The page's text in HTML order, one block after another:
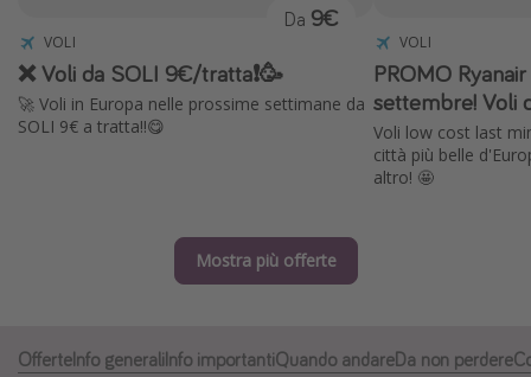
Baleari
Egitto
Tunisia
VOLI
❌ Voli da SOLI 9€/tratta❗️🥳
🚀 Voli in Europa nelle prossime settimane da
SOLI 9€ a tratta!!😋
Da 9€
VOLI
PROMO
settembre! Voli
Voli low cost last
città più belle
altro! 🤩
Mostra più offerte
OfferteInfo generaliInfo importantiQuando andareDa non perdere